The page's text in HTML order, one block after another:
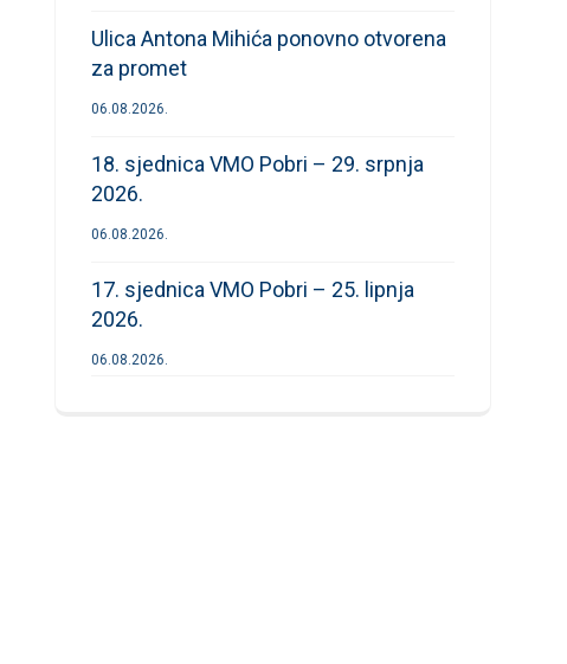
Ulica Antona Mihića ponovno otvorena
za promet
06.08.2026.
18. sjednica VMO Pobri – 29. srpnja
2026.
06.08.2026.
17. sjednica VMO Pobri – 25. lipnja
2026.
06.08.2026.